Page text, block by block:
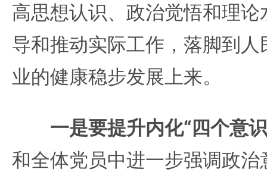
高思想认识、政治觉悟和理
导和推动实际工作，落脚到
业的健康稳步发展上来。
一是要提升内化“四个意
和全体党员中进一步强调政